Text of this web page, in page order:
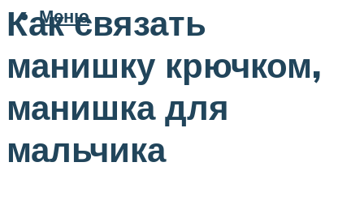
Меню
Как связать
манишку крючком,
манишка для
мальчика